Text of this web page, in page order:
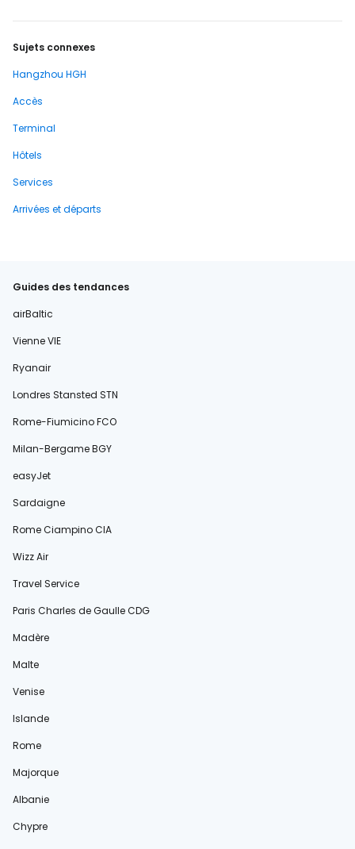
Sujets connexes
Hangzhou HGH
Accès
Terminal
Hôtels
Services
Arrivées et départs
Guides des tendances
airBaltic
Vienne VIE
Ryanair
Londres Stansted STN
Rome-Fiumicino FCO
Milan-Bergame BGY
easyJet
Sardaigne
Rome Ciampino CIA
Wizz Air
Travel Service
Paris Charles de Gaulle CDG
Madère
Malte
Venise
Islande
Rome
Majorque
Albanie
Chypre